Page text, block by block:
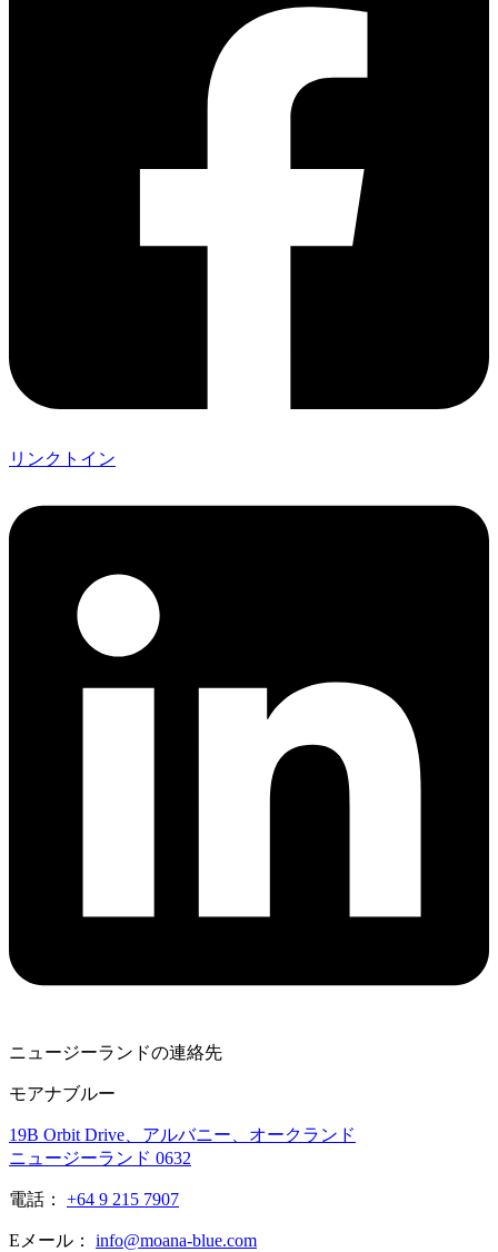
リンクトイン
ニュージーランドの連絡先
モアナブルー
19B Orbit Drive、アルバニー、オークランド
ニュージーランド 0632
電話： +64 9 215 7907
Eメール： info@moana-blue.com